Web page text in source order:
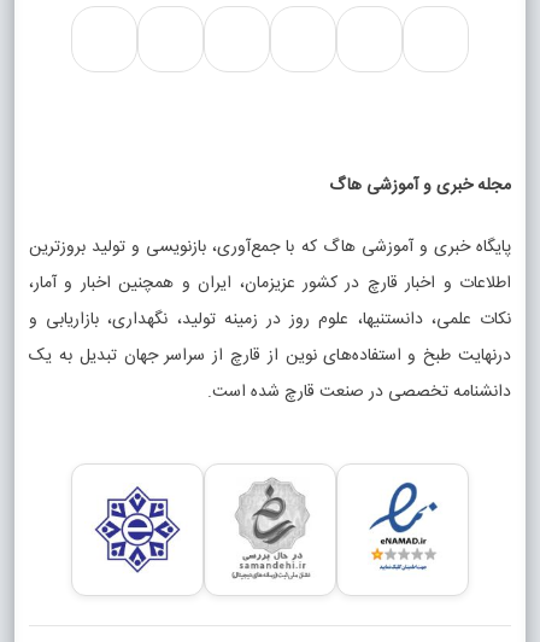
مجله خبری و آموزشی هاگ
پایگاه خبری و آموزشی هاگ که با جمع‌آوری، بازنویسی و تولید بروزترین
اطلاعات و اخبار قارچ در کشور عزیزمان، ایران و همچنین اخبار و آمار،
نکات علمی، دانستنیها، علوم روز در زمینه تولید، نگهداری، بازاریابی و
درنهایت طبخ و استفاده‌های نوین از قارچ از سراسر جهان تبدیل به یک
دانشنامه تخصصی در صنعت قارچ شده است.